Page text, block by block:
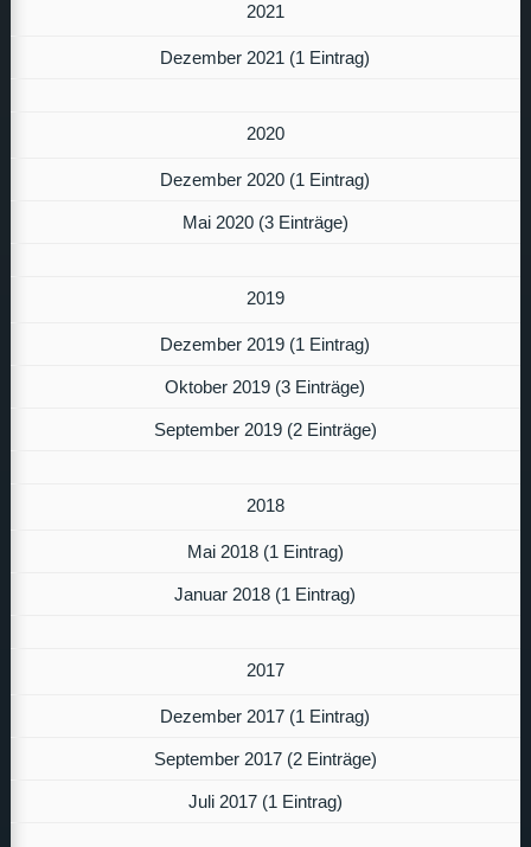
2021
Dezember 2021 (1 Eintrag)
2020
Dezember 2020 (1 Eintrag)
Mai 2020 (3 Einträge)
2019
Dezember 2019 (1 Eintrag)
Oktober 2019 (3 Einträge)
September 2019 (2 Einträge)
2018
Mai 2018 (1 Eintrag)
Januar 2018 (1 Eintrag)
2017
Dezember 2017 (1 Eintrag)
September 2017 (2 Einträge)
Juli 2017 (1 Eintrag)